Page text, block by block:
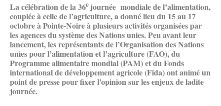
La célébration de la 36e journée mondiale de l’alimentation,
couplée à celle de l’agriculture, a donné lieu du 15 au 17
octobre à Pointe-Noire à plusieurs activités organisées par
les agences du système des Nations unies. Peu avant leur
lancement, les représentants de l’Organisation des Nations
unies pour l’alimentation et l’agriculture (FAO), du
Programme alimentaire mondial (PAM) et du Fonds
international de développement agricole (Fida) ont animé un
point de presse pour fixer l’opinion sur les enjeux de ladite
journée.